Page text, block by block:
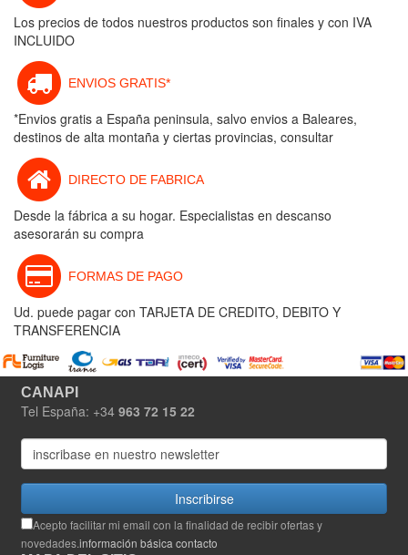
Los precios de todos nuestros productos son finales y con IVA
INCLUIDO
ENVIOS GRATIS*
*Envios gratis a España peninsula, salvo envios a Baleares,
destinos de alta montaña y ciertas provincias, consultar
DIRECTO DE FABRICA
Desde la fábrica a su hogar. Especialistas en descanso
asesorarán su compra
FORMAS DE PAGO
Ud. puede pagar con TARJETA DE CREDITO, DEBITO Y
TRANSFERENCIA
CANAPI
Tel España: +34 963 72 15 22
Inscribirse
Acepto facilitar mi email con la finalidad de recibir ofertas y
novedades.información básica contacto